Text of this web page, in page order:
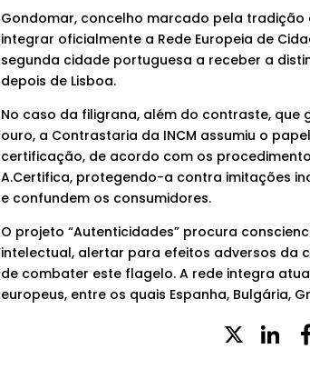
Gondomar, concelho marcado pela
integrar oficialmente a Rede Europeia de
segunda cidade portuguesa a receber a
depois de Lisboa.
No caso da filigrana, além do contraste,
ouro, a Contrastaria da INCM assumiu o
certificação, de acordo com os
A.Certifica, protegendo-a contra imitações
e confundem os consumidores.
O projeto “Autenticidades” procura
intelectual, alertar para efeitos adversos da
de combater este flagelo. A rede integra
europeus, entre os quais Espanha, Bulgária,
X